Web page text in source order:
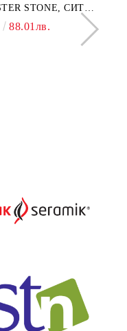
STONE, СИТЕН
88.01лв.